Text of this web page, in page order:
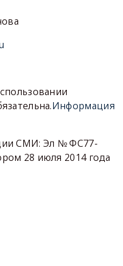
Информация
СМИ: Эл № ФС77-
28 июля 2014 года